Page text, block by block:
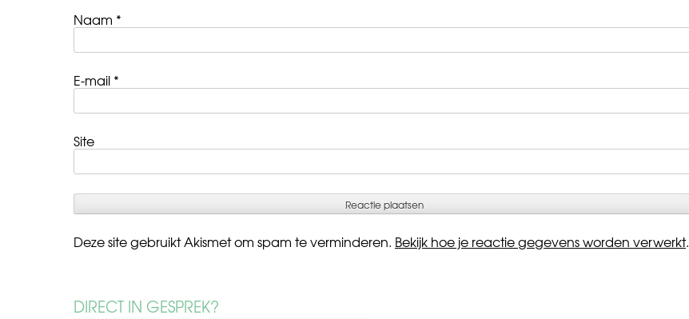
Naam *
E-mail *
Site
Deze site gebruikt Akismet om spam te verminderen. Bekijk hoe je reactie gegevens worden verwerkt.
DIRECT IN GESPREK?